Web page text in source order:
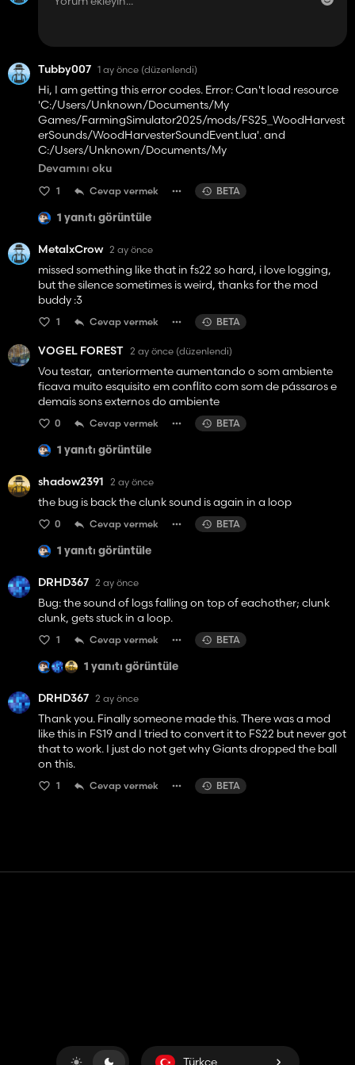
Tubby007 1 ay önce (düzenlendi)
Hi, I am getting this error codes. Error: Can't load resource
'C:/Users/Unknown/Documents/My
Games/FarmingSimulator2025/mods/FS25_WoodHarvest
erSounds/WoodHarvesterSoundEvent.lua'. and
C:/Users/Unknown/Documents/My
Games/FarmingSimulator2025/mods/FS25_WoodHarvest
erSounds/WoodHarvesterSound.lua:18: attempt to index nil
with 'new'. This errors are not causing any game issues and
they appear when I am moving wood around.
Devamını oku
1 Cevap vermek BETA
1 yanıtı görüntüle
MetalxCrow 2 ay önce
missed something like that in fs22 so hard, i love logging,
but the silence sometimes is weird, thanks for the mod
buddy :3
1 Cevap vermek BETA
VOGEL FOREST 2 ay önce (düzenlendi)
Vou testar, anteriormente aumentando o som ambiente
ficava muito esquisito em conflito com som de pássaros e
demais sons externos do ambiente
0 Cevap vermek BETA
1 yanıtı görüntüle
shadow2391 2 ay önce
the bug is back the clunk sound is again in a loop
0 Cevap vermek BETA
1 yanıtı görüntüle
DRHD367 2 ay önce
Bug: the sound of logs falling on top of eachother; clunk
clunk, gets stuck in a loop.
1 Cevap vermek BETA
1 yanıtı görüntüle
DRHD367 2 ay önce
Thank you. Finally someone made this. There was a mod
like this in FS19 and I tried to convert it to FS22 but never got
that to work. I just do not get why Giants dropped the ball
on this.
1 Cevap vermek BETA
Türkçe